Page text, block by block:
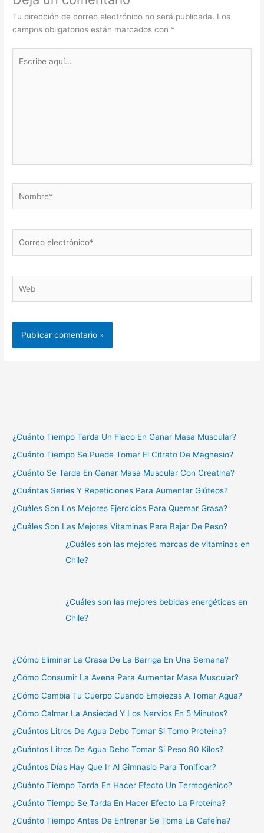
Tu dirección de correo electrónico no será publicada. Los
campos obligatorios están marcados con *
aquí...
electrónico*
¿Cuánto Tiempo Tarda Un Flaco En Ganar Masa Muscular?
¿Cuánto Tiempo Se Puede Tomar El Citrato De Magnesio?
¿Cuánto Se Tarda En Ganar Masa Muscular Con Creatina?
¿Cuántas Series Y Repeticiones Para Aumentar Glúteos?
¿Cuáles Son Los Mejores Ejercicios Para Quemar Grasa?
¿Cuáles Son Las Mejores Vitaminas Para Bajar De Peso?
¿Cuáles son las mejores marcas de vitaminas en
Chile?
¿Cuáles son las mejores bebidas energéticas en
Chile?
¿Cómo Eliminar La Grasa De La Barriga En Una Semana?
¿Cómo Consumir La Avena Para Aumentar Masa Muscular?
¿Cómo Cambia Tu Cuerpo Cuando Empiezas A Tomar Agua?
¿Cómo Calmar La Ansiedad Y Los Nervios En 5 Minutos?
¿Cuántos Litros De Agua Debo Tomar Si Tomo Proteína?
¿Cuántos Litros De Agua Debo Tomar Si Peso 90 Kilos?
¿Cuántos Días Hay Que Ir Al Gimnasio Para Tonificar?
¿Cuánto Tiempo Tarda En Hacer Efecto Un Termogénico?
¿Cuánto Tiempo Se Tarda En Hacer Efecto La Proteína?
¿Cuánto Tiempo Antes De Entrenar Se Toma La Cafeína?